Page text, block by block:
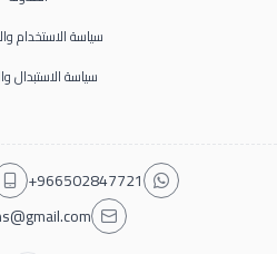
سياسة الاستخدام
سياسة الاستبدال
+966502847721